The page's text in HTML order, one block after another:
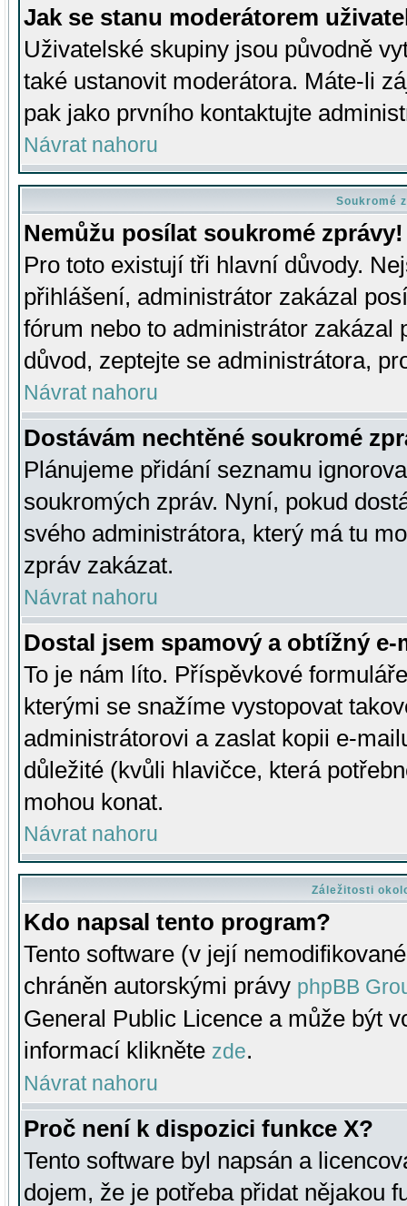
Jak se stanu moderátorem
Uživatelské skupiny jsou původně
také ustanovit moderátora. Máte-li
pak jako prvního kontaktujte
Návrat nahoru
Soukromé
Nemůžu posílat soukromé zprávy!
Pro toto existují tři hlavní důvody.
přihlášení, administrátor zakázal
fórum nebo to administrátor zakázal
důvod, zeptejte se administrátora,
Návrat nahoru
Dostávám nechtěné soukromé
Plánujeme přidání seznamu
soukromých zpráv. Nyní, pokud
svého administrátora, který má tu
zpráv zakázat.
Návrat nahoru
Dostal jsem spamový a obtížný
To je nám líto. Příspěvkové
kterými se snažíme vystopovat
administrátorovi a zaslat kopii e-
důležité (kvůli hlavičce, která
mohou konat.
Návrat nahoru
Záležitosti
Kdo napsal tento program?
Tento software (v její
chráněn autorskými právy phpBB
General Public Licence a může být
informací klikněte zde.
Návrat nahoru
Proč není k dispozici funkce X?
Tento software byl napsán a
dojem, že je potřeba přidat nějakou